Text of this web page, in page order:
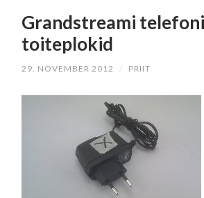
Grandstreami
toiteplokid
29. NOVEMBER 2012 / PRIIT